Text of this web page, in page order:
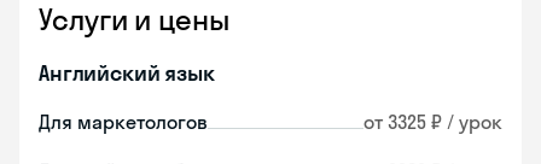
Услуги и цены
Английский язык
Для маркетологов от 3325 ₽ / урок